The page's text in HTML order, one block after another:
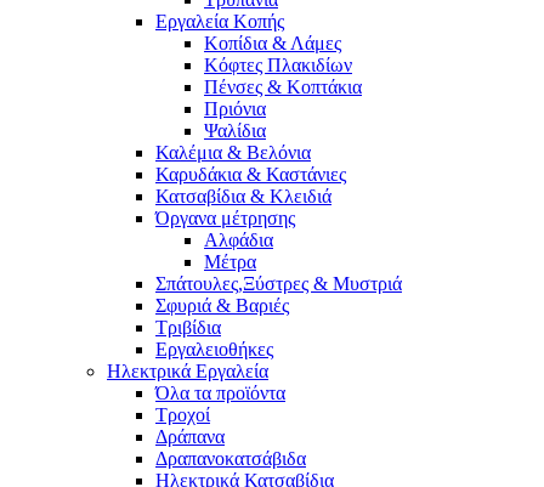
Εργαλεία Κοπής
Κοπίδια & Λάμες
Κόφτες Πλακιδίων
Πένσες & Κοπτάκια
Πριόνια
Ψαλίδια
Καλέμια & Βελόνια
Καρυδάκια & Καστάνιες
Κατσαβίδια & Κλειδιά
Όργανα μέτρησης
Αλφάδια
Μέτρα
Σπάτουλες,Ξύστρες & Μυστριά
Σφυριά & Βαριές
Τριβίδια
Εργαλειοθήκες
Ηλεκτρικά Εργαλεία
Όλα τα προϊόντα
Τροχοί
Δράπανα
Δραπανοκατσάβιδα
Ηλεκτρικά Κατσαβίδια